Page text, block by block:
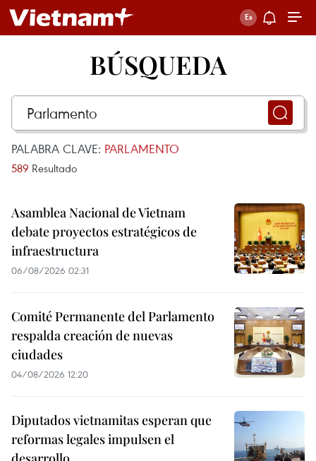
BÚSQUEDA
PALABRA CLAVE: PARLAMENTO
589 Resultado
Asamblea Nacional de Vietnam
debate proyectos estratégicos de
infraestructura
06/08/2026 02:31
Comité Permanente del Parlamento
respalda creación de nuevas
ciudades
04/08/2026 12:20
Diputados vietnamitas esperan que
reformas legales impulsen el